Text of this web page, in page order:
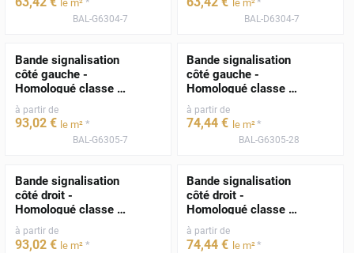
le m²
BAL-G6304-7
le m²
BAL-D6304-7
Bande signalisation
côté gauche -
Homologué classe B
- TPESC B 14303
à partir de
93,02 € le m² *
BAL-G6305-7
Bande signalisation
côté gauche -
Homologué classe B
- TPESC B 14303
à partir de
74,44 € le m²*
BAL-G6305-28
Bande signalisation
côté droit -
Homologué classe B
- TPESC B 14303
à partir de
93,02 € le m² *
Bande signalisation
côté droit -
Homologué classe B
- TPESC B 14303
à partir de
74,44 € le m²*